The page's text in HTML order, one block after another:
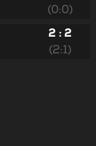
(0:0)
2 : 2
(2:1)